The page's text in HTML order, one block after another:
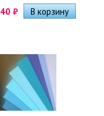
40 ₽